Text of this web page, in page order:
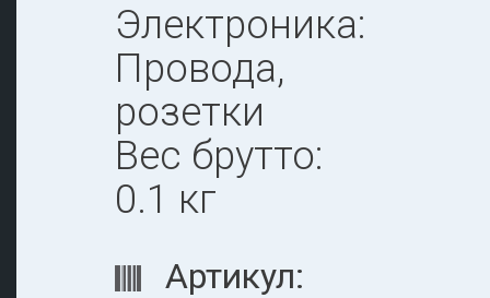
Электроника:
Провода,
розетки
Вес брутто:
0.1 кг
Артикул: